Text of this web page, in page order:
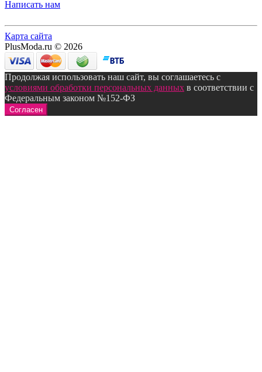
Написать нам
Карта сайта
PlusModa.ru © 2026
Продолжая использовать наш сайт, вы соглашаетесь с
условиями обработки персональных данных в соответствии с
Федеральным законом №152-ФЗ
Согласен